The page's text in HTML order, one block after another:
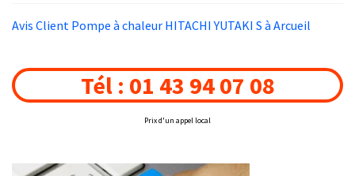
Avis Client Pompe à chaleur HITACHI YUTAKI S à Arcueil
Tél : 01 43 94 07 08
Prix d'un appel local